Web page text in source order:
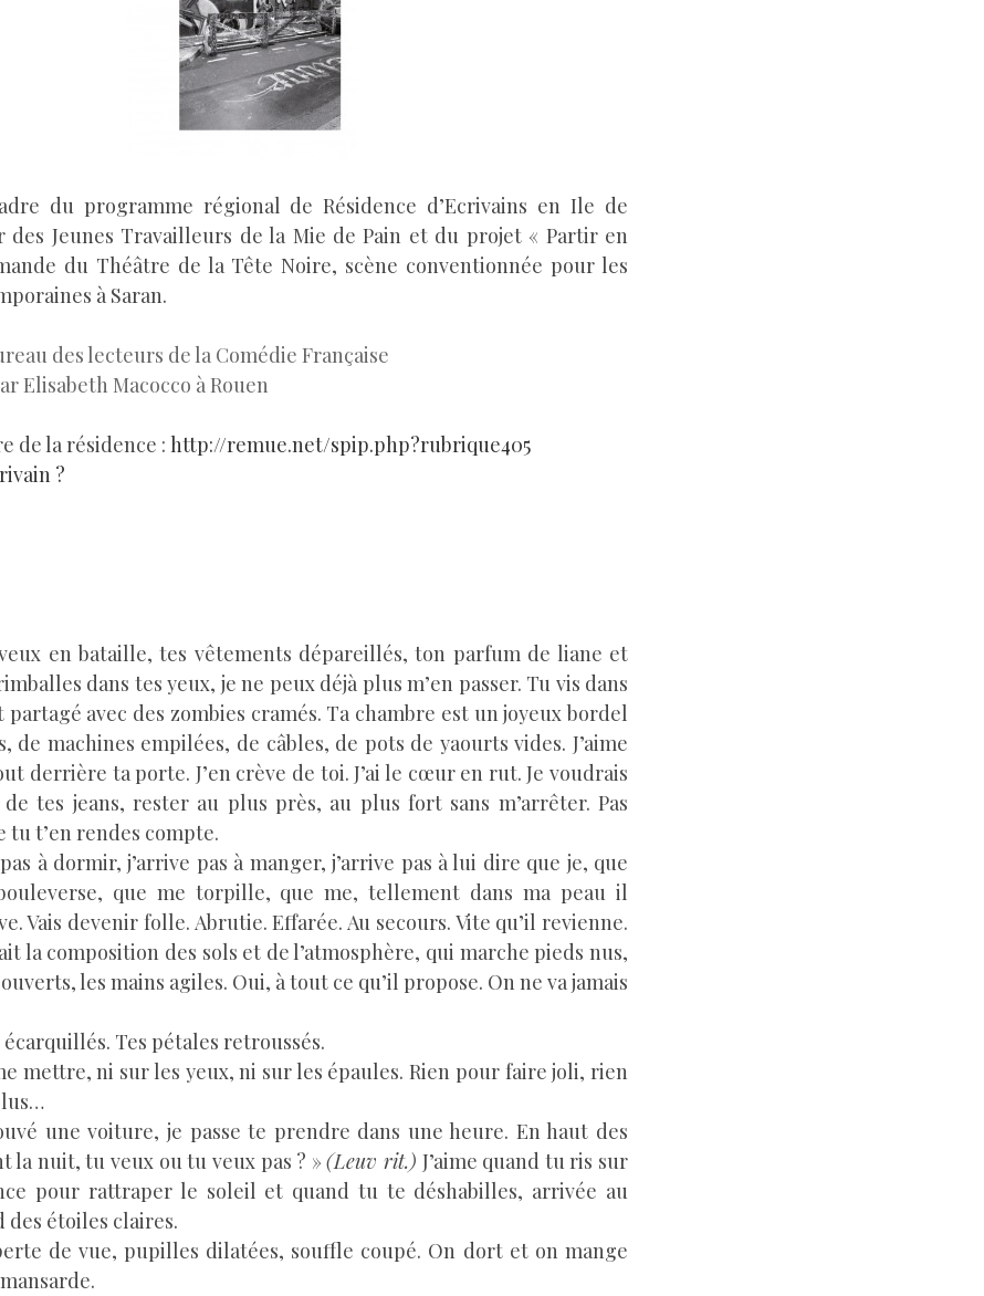
du programme régional de Résidence d’Ecrivains en Ile de
des Jeunes Travailleurs de la Mie de Pain et du projet « Partir en
du Théâtre de la Tête Noire, scène conventionnée pour les
à Saran.
des lecteurs de la Comédie Française
Elisabeth Macocco à Rouen
de la résidence : http://remue.net/spip.php?rubrique405
?
en bataille, tes vêtements dépareillés, ton parfum de liane et
dans tes yeux, je ne peux déjà plus m’en passer. Tu vis dans
avec des zombies cramés. Ta chambre est un joyeux bordel
de machines empilées, de câbles, de pots de yaourts vides. J’aime
derrière ta porte. J’en crève de toi. J’ai le cœur en rut. Je voudrais
tes jeans, rester au plus près, au plus fort sans m’arrêter. Pas
tu t’en rendes compte.
pas à dormir, j’arrive pas à manger, j’arrive pas à lui dire que je, que
que me torpille, que me, tellement dans ma peau il
Vais devenir folle. Abrutie. Effarée. Au secours. Vite qu’il revienne.
la composition des sols et de l’atmosphère, qui marche pieds nus,
les mains agiles. Oui, à tout ce qu’il propose. On ne va jamais
écarquillés. Tes pétales retroussés.
mettre, ni sur les yeux, ni sur les épaules. Rien pour faire joli, rien
une voiture, je passe te prendre dans une heure. En haut des
la nuit, tu veux ou tu veux pas ? »(Leuv rit.) J’aime quand tu ris sur
pour rattraper le soleil et quand tu te déshabilles, arrivée au
des étoiles claires.
de vue, pupilles dilatées, souffle coupé. On dort et on mange